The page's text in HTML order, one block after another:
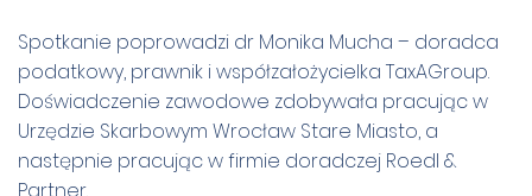
Spotkanie poprowadzi dr Monika Mucha – doradca
podatkowy, prawnik i współzałożycielka TaxAGroup.
Doświadczenie zawodowe zdobywała pracując w
Urzędzie Skarbowym Wrocław Stare Miasto, a
następnie pracując w firmie doradczej Roedl &